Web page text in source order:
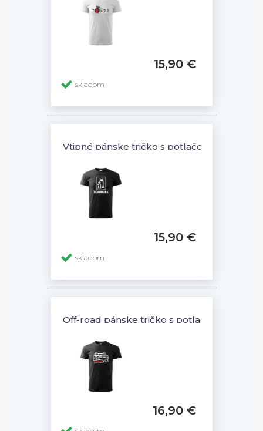
15,90 €
skladom
Vtipné pánske tričko s potlačou
15,90 €
skladom
Off-road pánske tričko s potlačou NISSAN
16,90 €